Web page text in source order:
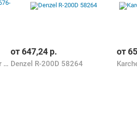
Karcher K3 Power Control Car 1.676-104.0
от647,24 р.
Denzel R-200D 58264
от